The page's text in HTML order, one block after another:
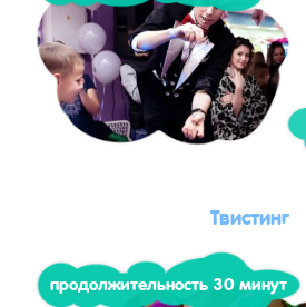
Твистинг
продолжительность 30 минут